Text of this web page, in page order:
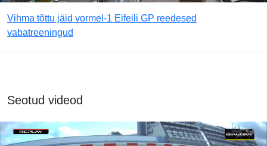
Vihma tõttu jäid vormel-1 Eifeili GP reedesed
vabatreeningud
Seotud videod